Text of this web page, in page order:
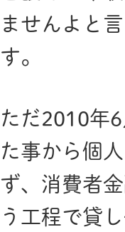
ませんよと
す。
ただ2010年
た事から個
ず、消費者
う工程で貸